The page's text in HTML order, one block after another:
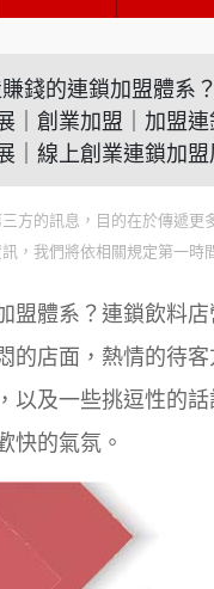
錢的連鎖加盟體系
｜創業加盟｜加盟
｜線上創業連鎖加
方的訊息，目的在於傳遞
，我們將依相關規定第一時
盟體系？連鎖飲料
的店面，熱情的待
以及一些挑逗性的
快的氣氛。